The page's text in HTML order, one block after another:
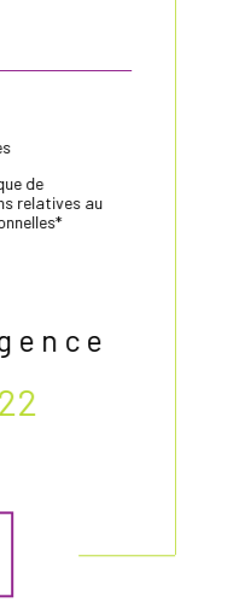
de
relatives au